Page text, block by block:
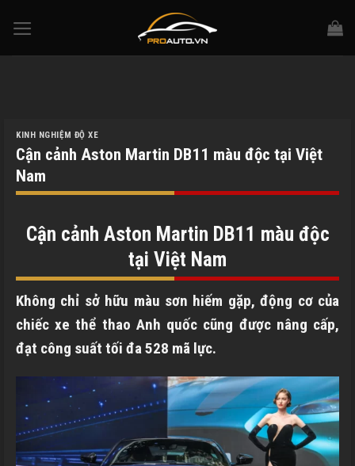
KINH NGHIỆM ĐỘ XE
Cận cảnh Aston Martin DB11 màu độc tại Việt
Nam
Cận cảnh Aston Martin DB11 màu độc
tại Việt Nam
Không chỉ sở hữu màu sơn hiếm gặp, động cơ của
chiếc xe thể thao Anh quốc cũng được nâng cấp,
đạt công suất tối đa 528 mã lực.